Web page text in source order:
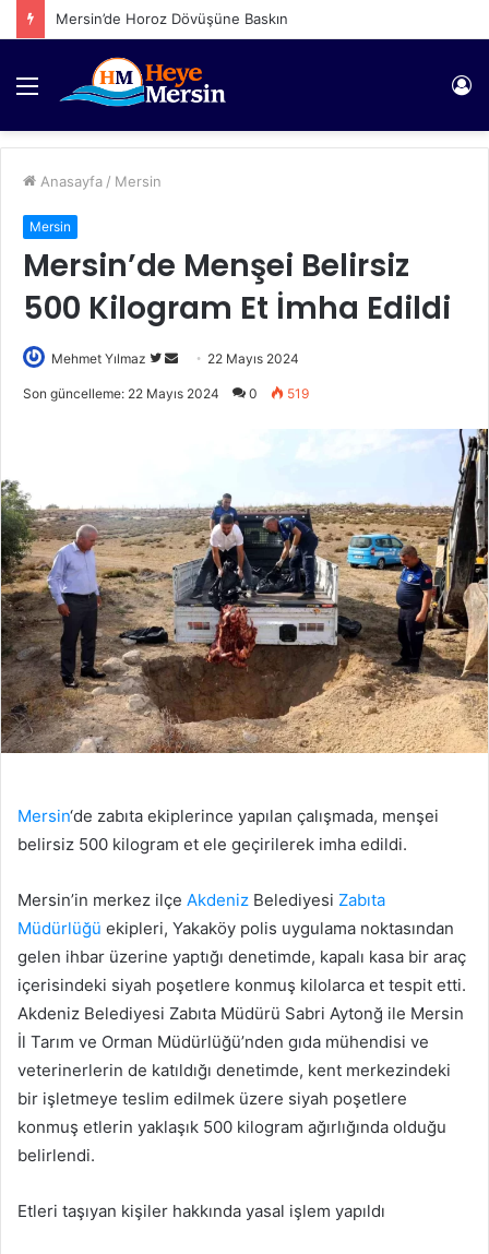
Mersin’de Horoz Dövüşüne Baskın
Menü
Anasayfa / Mersin
Mersin
Mersin’de Menşei Belirsiz
500 Kilogram Et İmha Edildi
Mehmet Yılmaz
Twitter'da
Bir
22 Mayıs 2024
Son güncelleme: 22 Mayıs 2024 0 519
Mersin‘de zabıta ekiplerince yapılan çalışmada, menşei
belirsiz 500 kilogram et ele geçirilerek imha edildi.
Mersin’in merkez ilçe Akdeniz Belediyesi Zabıta
Müdürlüğü ekipleri, Yakaköy polis uygulama noktasından
gelen ihbar üzerine yaptığı denetimde, kapalı kasa bir araç
içerisindeki siyah poşetlere konmuş kilolarca et tespit etti.
Akdeniz Belediyesi Zabıta Müdürü Sabri Aytonğ ile Mersin
İl Tarım ve Orman Müdürlüğü’nden gıda mühendisi ve
veterinerlerin de katıldığı denetimde, kent merkezindeki
bir işletmeye teslim edilmek üzere siyah poşetlere
konmuş etlerin yaklaşık 500 kilogram ağırlığında olduğu
belirlendi.
Etleri taşıyan kişiler hakkında yasal işlem yapıldı